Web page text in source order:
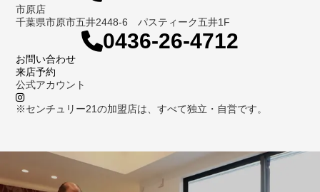
市原店
千葉県市原市五井2448-6 パスティーク五井1F
0436-26-4712
お問い合わせ
来店予約
公式アカウント
※センチュリー21の加盟店は、すべて独立・自営です。